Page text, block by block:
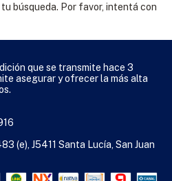
búsqueda. Por favor, intentá con
que se transmite hace 3
asegurar y ofrecer la más alta
(e), J5411 Santa Lucía, San Juan